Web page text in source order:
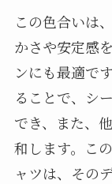
この色合いは
かさや安定感
ンにも最適で
ることで、シ
でき、また、
和します。こ
ャツは、その